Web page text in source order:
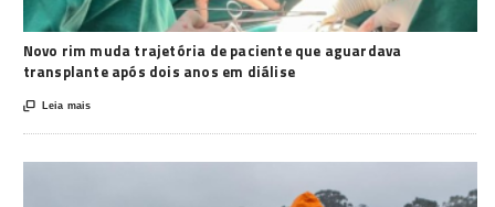
Novo rim muda trajetória de paciente que aguardava
transplante após dois anos em diálise
 Leia mais